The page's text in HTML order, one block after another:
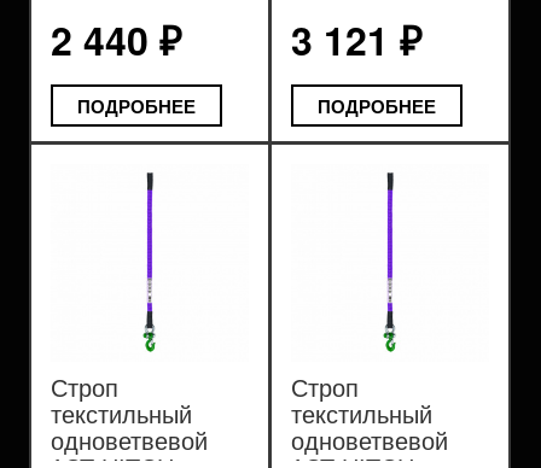
SF5 4т
2 440 ₽
ПОДРОБНЕЕ
SF5 5т
3 121 ₽
ПОДРОБНЕЕ
Строп
текстильный
одноветвевой
Строп
текстильный
одноветвевой